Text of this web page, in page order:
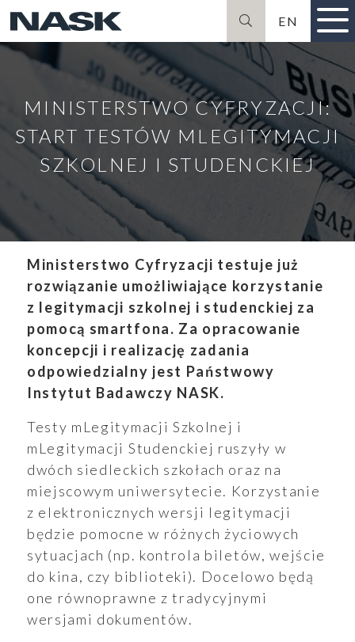
EN
MINISTERSTWO CYFRYZACJI:
START TESTÓW MLEGITYMACJI
SZKOLNEJ I STUDENCKIEJ
Ministerstwo Cyfryzacji testuje już
rozwiązanie umożliwiające korzystanie
z legitymacji szkolnej i studenckiej za
pomocą smartfona. Za opracowanie
koncepcji i realizację zadania
odpowiedzialny jest Państwowy
Instytut Badawczy NASK.
Testy mLegitymacji Szkolnej i
mLegitymacji Studenckiej ruszyły w
dwóch siedleckich szkołach oraz na
miejscowym uniwersytecie. Korzystanie
z elektronicznych wersji legitymacji
będzie pomocne w różnych życiowych
sytuacjach (np. kontrola biletów, wejście
do kina, czy biblioteki). Docelowo będą
one równoprawne z tradycyjnymi
wersjami dokumentów.